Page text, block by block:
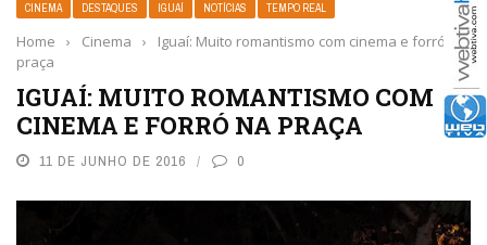
CINEMA DESTAQUES IGUAÍ NOTÍCIAS TEMPO REAL
Home › Cinema ›
Iguaí: Muito romantismo com cinema e forró na
praça
IGUAÍ: MUITO ROMANTISMO COM
CINEMA E FORRÓ NA PRAÇA
11 DE JUNHO DE 2016 0